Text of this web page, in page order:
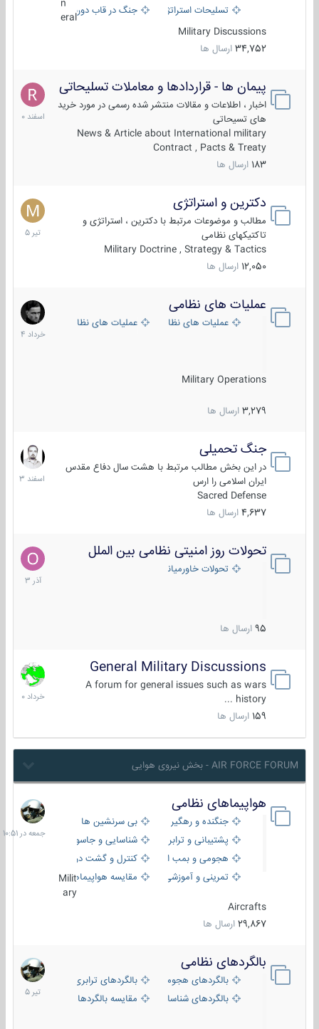
تسلیحات استراتژیک
جنگ در قاب دوربین
eral
Military Discussions
34,752 ارسال ها
پیمان ها - قراردادها و معاملات تسلیحاتی
اخبار ، اطلاعات و مقالات منتشر شده رسمی در مورد خرید
های تسیحاتی
News & Article about International military
Contract , Pacts & Treaty
183 ارسال ها
7
اسفند
1400
دکترین و استراتژی
مطالب و موضوعات مرتبط با دکترین ، استراتژی و
تاکتیکهای نظامی
Military Doctrine , Strategy & Tactics
12,050 ارسال ها
27
تیر
1405
عملیات های نظامی
عملیات های نظامی ایرانعملیات های نظامی خارجی
Military Operations
3,279 ارسال ها
5
خرداد
1404
جنگ تحمیلی
در این بخش مطالب مرتبط با هشت سال دفاع مقدس
ایران اسلامی را ارس
Sacred Defense
4,637 ارسال ها
20
اسفند
1403
تحولات روز امنیتی نظامی بین الملل
تحولات خاورمیانه
95 ارسال ها
21
آذر
1403
General Military Discussions
A forum for general issues such as wars
history ...
159 ارسال ها
10
خرداد
1400
AIR FORCE FORUM - بخش نیروی هوایی
هواپیماهای نظامی
جنگنده و رهگیر
بی سرنشین ها
پشتیبانی و ترابری
شناسایی و جاسوسی
هجومی و بمب افکن
کنترل و گشت دریایی
تمرینی و آموزشی
مقایسه هواپیماهاMilit
ary
Aircrafts
29,867 ارسال ها
جمعه
در
10:51
بالگردهای نظامی
بالگردهای هجومی
بالگردهای ترابری
بالگردهای شناسایی
مقایسه بالگردها
22
تیر
1405